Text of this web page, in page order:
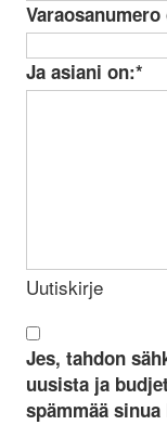
Varaosanumero
Ja asiani on:*
Uutiskirje
Jes, tahdon
uusista ja
spämmää